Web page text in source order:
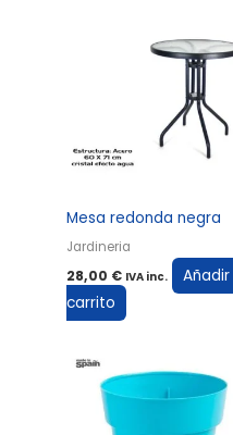
Mesa redonda negra
Jardineria
28,00 € IVA inc.
Añadir
carrito